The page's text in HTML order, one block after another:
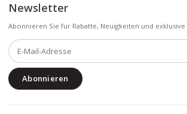
Newsletter
Abonnieren Sie fur Rabatte, Neuigkeiten und
Abonnieren